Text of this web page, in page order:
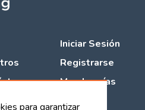
para garantizar
Iniciar Sesión
Registrarse
Membresías